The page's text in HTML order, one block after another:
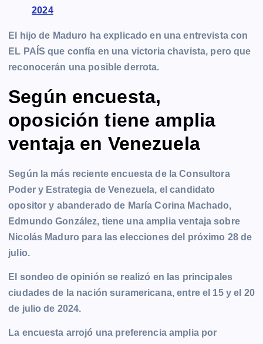
2024
El hijo de Maduro ha explicado en una entrevista con
EL PAÍS que confía en una victoria chavista, pero que
reconocerán una posible derrota.
Según encuesta,
oposición tiene amplia
ventaja en Venezuela
Según la más reciente encuesta de la Consultora
Poder y Estrategia de Venezuela, el candidato
opositor y abanderado de María Corina Machado,
Edmundo González, tiene una amplia ventaja sobre
Nicolás Maduro para las elecciones del próximo 28 de
julio.
El sondeo de opinión se realizó en las principales
ciudades de la nación suramericana, entre el 15 y el 20
de julio de 2024.
La encuesta arrojó una preferencia amplia por